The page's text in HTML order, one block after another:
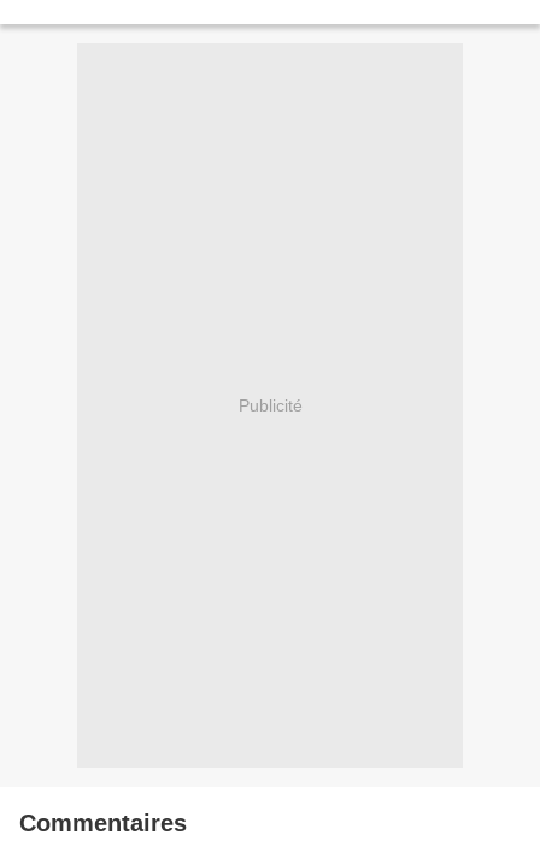
Publicité
Commentaires